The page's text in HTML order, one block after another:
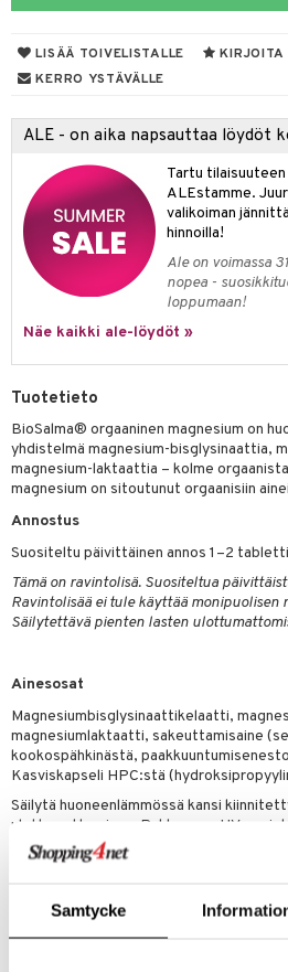
Samtycke
LISÄÄ TOIVELISTALLE
KIRJOITA
KERRO YSTÄVÄLLE
ALE - on aika napsauttaa löydöt
Tartu
ALEstamme.
valikoiman
hinnoilla!
Ale on voimassa
nopea -
loppumaan!
Näe kaikki ale-löydöt »
Tuotetieto
BioSalma® orgaaninen magnesium on
yhdistelmä magnesium-bisglysinaattia,
magnesium-laktaattia – kolme
magnesium on sitoutunut orgaanisiin
Annostus
Suositeltu päivittäinen annos 1–2
Tämä on ravintolisä. Suositeltua
Ravintolisää ei tule käyttää monipuolisen
Säilytettävä pienten lasten
Ainesosat
Magnesiumbisglysinaattikelaatti,
magnesiumlaktaatti, sakeuttamisaine
kookospähkinästä,
Kasviskapseli HPC:stä
Säilytä huoneenlämmössä kansi
ulottumattomissa. Pakkaus on UV-
suorassa auringonvalossa.
saantisuosituksesta):
Magnesium 120 mg (32%) / 240 mg
kuorinta
& imetys
lihakset
käytettävät
intoleranssi
alentavat
rasvahapot
vahvistavat
säätelevät
helpottava
nenä & kurkku
K
energiaa
& vastauksia